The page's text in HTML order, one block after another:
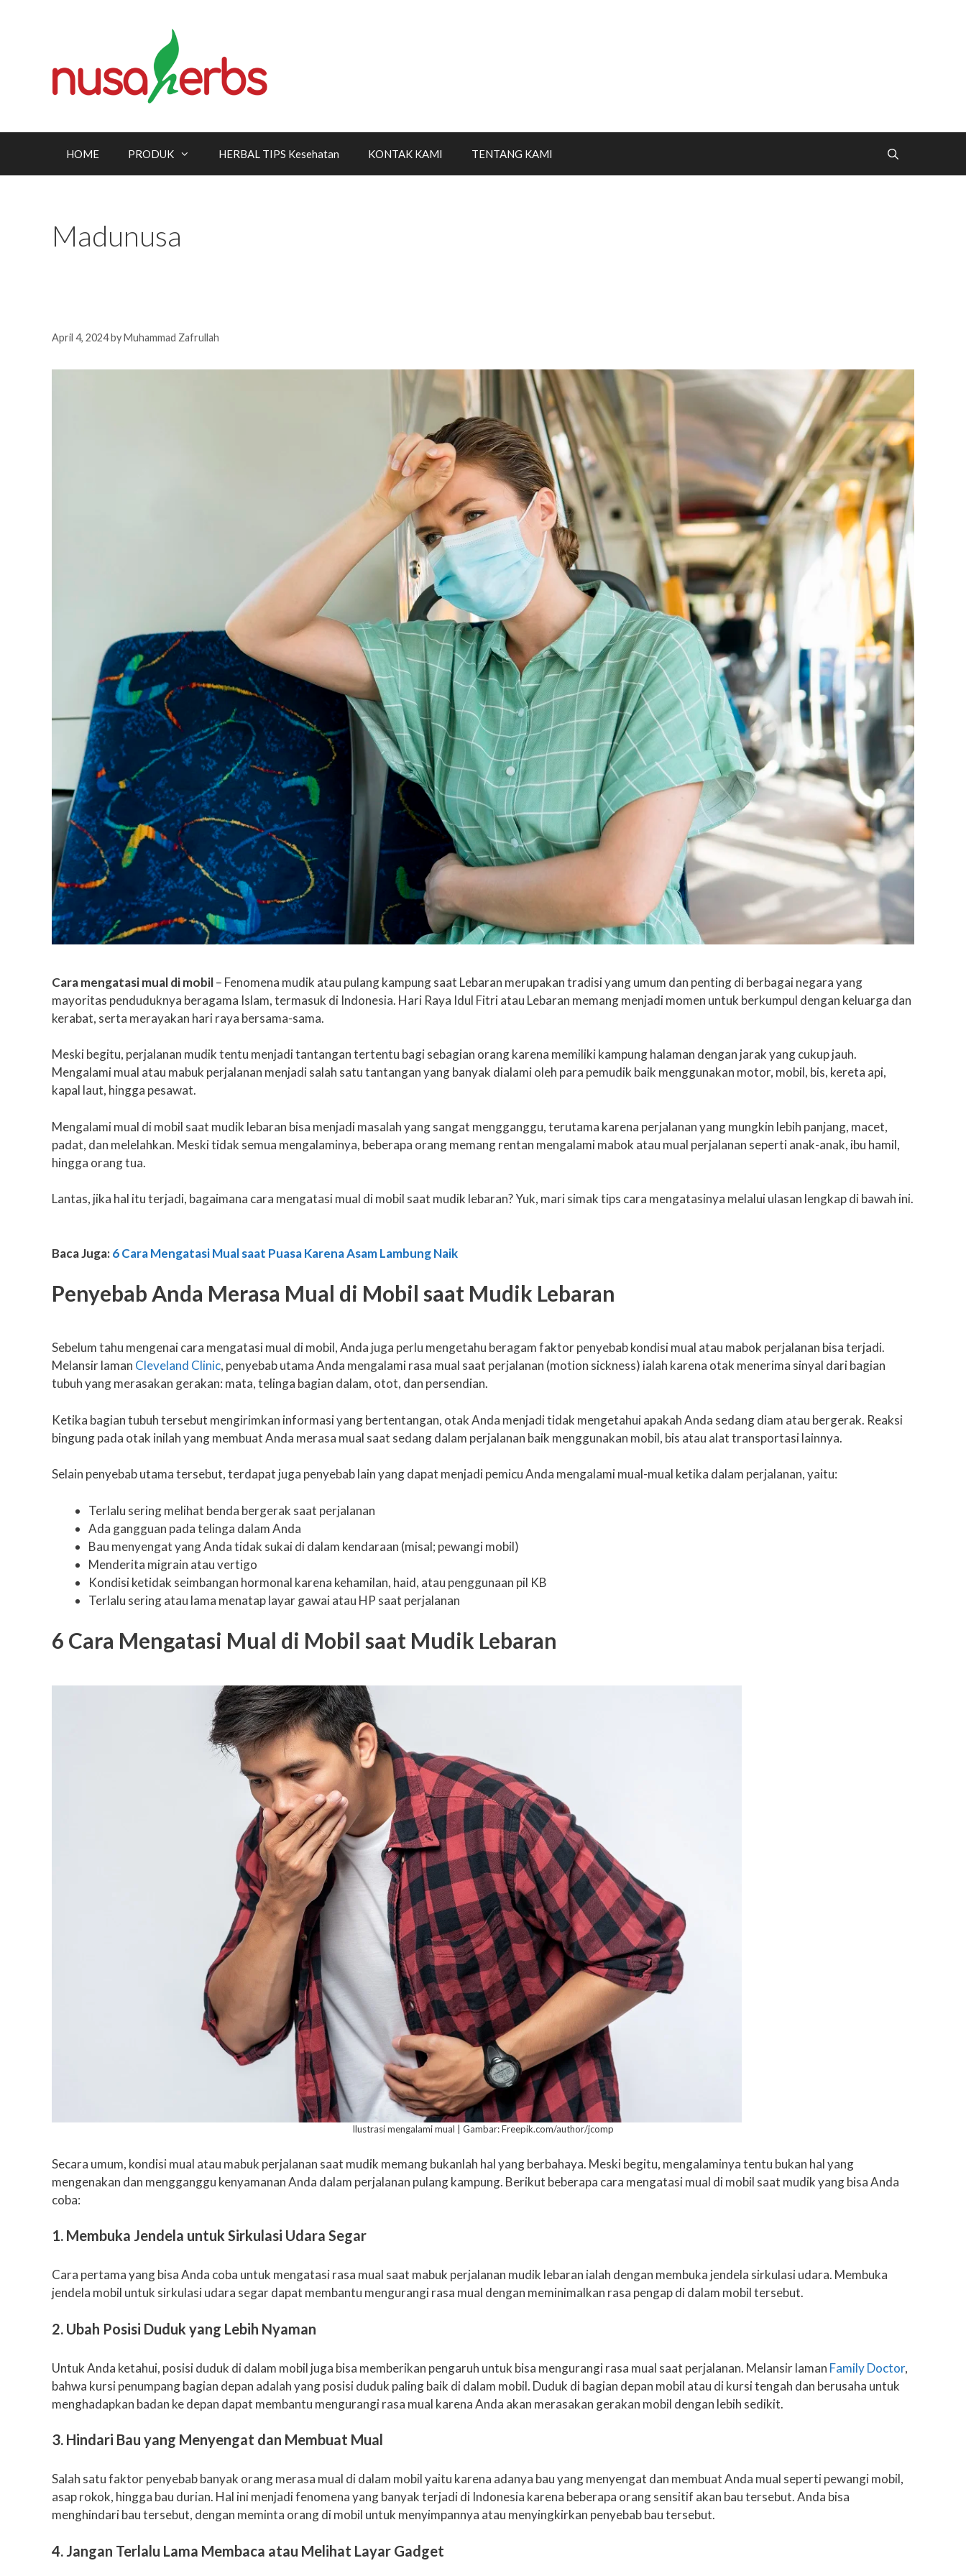
HOME PRODUK HERBAL TIPS Kesehatan KONTAK KAMI TENTANG KAMI
Madunusa
April 4, 2024byMuhammad Zafrullah
Cara mengatasi mual di mobil– Fenomena mudik atau pulang kampung saat Lebaran merupakan tradisi yang umum dan penting di berbagai negara yang
mayoritas penduduknya beragama Islam, termasuk di Indonesia. Hari Raya Idul Fitri atau Lebaran memang menjadi momen untuk berkumpul dengan keluarga dan
kerabat, serta merayakan hari raya bersama-sama.
Meski begitu, perjalanan mudik tentu menjadi tantangan tertentu bagi sebagian orang karena memiliki kampung halaman dengan jarak yang cukup jauh.
Mengalami mual atau mabuk perjalanan menjadi salah satu tantangan yang banyak dialami oleh para pemudik baik menggunakan motor, mobil, bis, kereta api,
kapal laut, hingga pesawat.
Mengalami mual di mobil saat mudik lebaran bisa menjadi masalah yang sangat mengganggu, terutama karena perjalanan yang mungkin lebih panjang, macet,
padat, dan melelahkan. Meski tidak semua mengalaminya, beberapa orang memang rentan mengalami mabok atau mual perjalanan seperti anak-anak, ibu hamil,
hingga orang tua.
Lantas, jika hal itu terjadi, bagaimana cara mengatasi mual di mobil saat mudik lebaran? Yuk, mari simak tips cara mengatasinya melalui ulasan lengkap di bawah ini.
Baca Juga:6 Cara Mengatasi Mual saat Puasa Karena Asam Lambung Naik
Penyebab Anda Merasa Mual di Mobil saat Mudik Lebaran
Sebelum tahu mengenai cara mengatasi mual di mobil, Anda juga perlu mengetahu beragam faktor penyebab kondisi mual atau mabok perjalanan bisa terjadi.
Melansir laman Cleveland Clinic, penyebab utama Anda mengalami rasa mual saat perjalanan (motion sickness) ialah karena otak menerima sinyal dari bagian
tubuh yang merasakan gerakan: mata, telinga bagian dalam, otot, dan persendian.
Ketika bagian tubuh tersebut mengirimkan informasi yang bertentangan, otak Anda menjadi tidak mengetahui apakah Anda sedang diam atau bergerak. Reaksi
bingung pada otak inilah yang membuat Anda merasa mual saat sedang dalam perjalanan baik menggunakan mobil, bis atau alat transportasi lainnya.
Selain penyebab utama tersebut, terdapat juga penyebab lain yang dapat menjadi pemicu Anda mengalami mual-mual ketika dalam perjalanan, yaitu:
Terlalu sering melihat benda bergerak saat perjalanan
Ada gangguan pada telinga dalam Anda
Bau menyengat yang Anda tidak sukai di dalam kendaraan (misal; pewangi mobil)
Menderita migrain atau vertigo
Kondisi ketidak seimbangan hormonal karena kehamilan, haid, atau penggunaan pil KB
Terlalu sering atau lama menatap layar gawai atau HP saat perjalanan
6 Cara Mengatasi Mual di Mobil saat Mudik Lebaran
Ilustrasi mengalami mual | Gambar: Freepik.com/author/jcomp
Secara umum, kondisi mual atau mabuk perjalanan saat mudik memang bukanlah hal yang berbahaya. Meski begitu, mengalaminya tentu bukan hal yang
mengenakan dan mengganggu kenyamanan Anda dalam perjalanan pulang kampung. Berikut beberapa cara mengatasi mual di mobil saat mudik yang bisa Anda
coba:
1. Membuka Jendela untuk Sirkulasi Udara Segar
Cara pertama yang bisa Anda coba untuk mengatasi rasa mual saat mabuk perjalanan mudik lebaran ialah dengan membuka jendela sirkulasi udara. Membuka
jendela mobil untuk sirkulasi udara segar dapat membantu mengurangi rasa mual dengan meminimalkan rasa pengap di dalam mobil tersebut.
2. Ubah Posisi Duduk yang Lebih Nyaman
Untuk Anda ketahui, posisi duduk di dalam mobil juga bisa memberikan pengaruh untuk bisa mengurangi rasa mual saat perjalanan. Melansir laman Family Doctor,
bahwa kursi penumpang bagian depan adalah yang posisi duduk paling baik di dalam mobil. Duduk di bagian depan mobil atau di kursi tengah dan berusaha untuk
menghadapkan badan ke depan dapat membantu mengurangi rasa mual karena Anda akan merasakan gerakan mobil dengan lebih sedikit.
3. Hindari Bau yang Menyengat dan Membuat Mual
Salah satu faktor penyebab banyak orang merasa mual di dalam mobil yaitu karena adanya bau yang menyengat dan membuat Anda mual seperti pewangi mobil,
asap rokok, hingga bau durian. Hal ini menjadi fenomena yang banyak terjadi di Indonesia karena beberapa orang sensitif akan bau tersebut. Anda bisa
menghindari bau tersebut, dengan meminta orang di mobil untuk menyimpannya atau menyingkirkan penyebab bau tersebut.
4. Jangan Terlalu Lama Membaca atau Melihat Layar Gadget